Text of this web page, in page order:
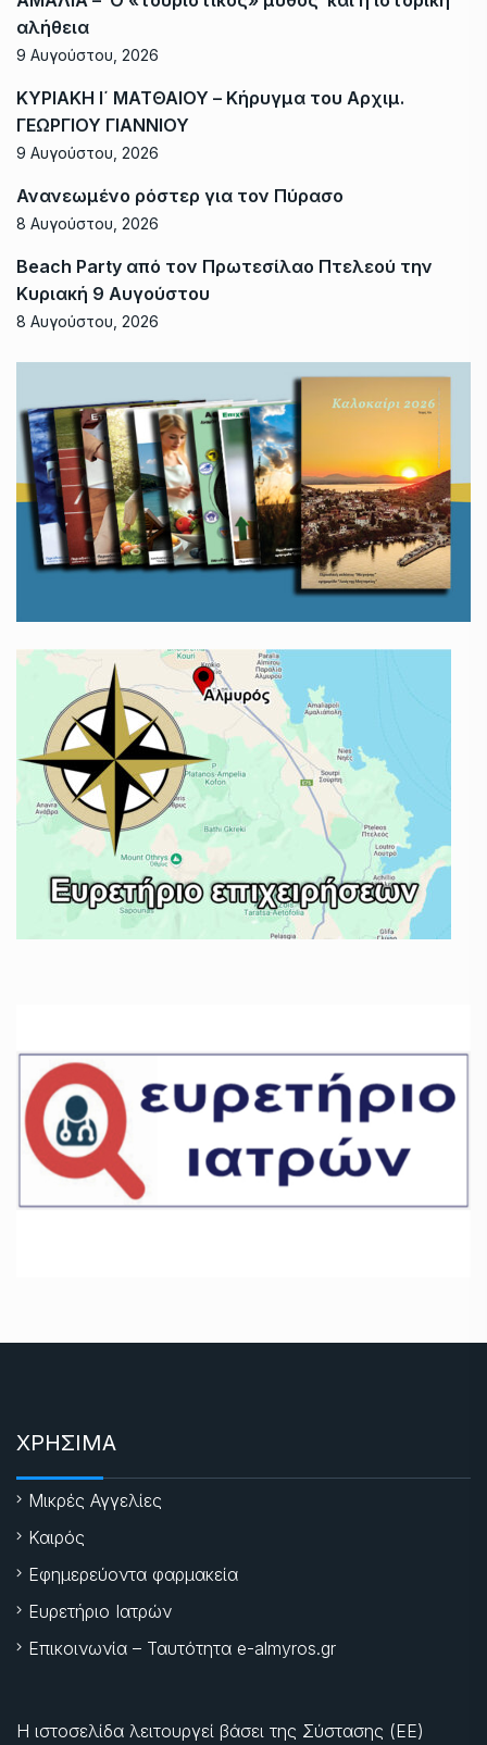
αλήθεια
9 Αυγούστου, 2026
ΚΥΡΙΑΚΗ Ι΄ ΜΑΤΘΑΙΟΥ – Κήρυγμα του Αρχιμ.
ΓΕΩΡΓΙΟΥ ΓΙΑΝΝΙΟΥ
9 Αυγούστου, 2026
Ανανεωμένο ρόστερ για τον Πύρασο
8 Αυγούστου, 2026
Beach Party από τον Πρωτεσίλαο Πτελεού την
Κυριακή 9 Αυγούστου
8 Αυγούστου, 2026
ΧΡΗΣΙΜΑ
Μικρές Αγγελίες
Καιρός
Εφημερεύοντα φαρμακεία
Ευρετήριο Ιατρών
Επικοινωνία – Ταυτότητα e-almyros.gr
Η ιστοσελίδα λειτουργεί βάσει της Σύστασης (ΕΕ)